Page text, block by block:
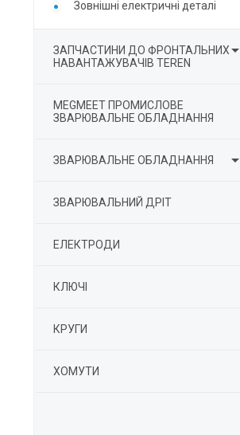
Зовнішні електричні деталі
ЗАПЧАСТИНИ ДО ФРОНТАЛЬНИХ
НАВАНТАЖУВАЧІВ TEREN

MEGMEET ПРОМИСЛОВЕ
ЗВАРЮВАЛЬНЕ ОБЛАДНАННЯ
ЗВАРЮВАЛЬНЕ ОБЛАДНАННЯ 
ЗВАРЮВАЛЬНИЙ ДРІТ
ЕЛЕКТРОДИ
КЛЮЧІ
КРУГИ
ХОМУТИ